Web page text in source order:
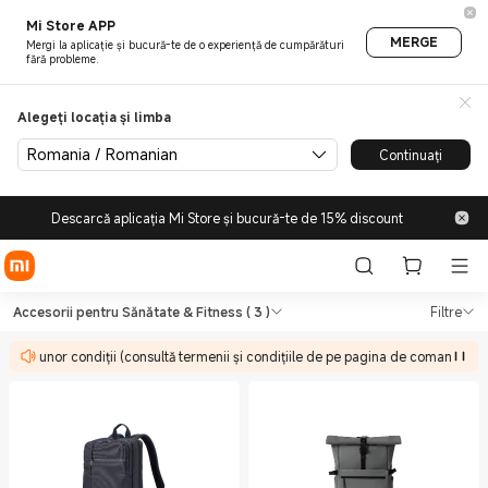
Mi Store APP
Mergi la aplicație și bucură-te de o experiență de cumpărături
fără probleme.
MERGE
Alegeți locația și limba
Romania / Romanian Continuați
Descarcă aplicația Mi Store și bucură-te de 15% discount
Shop Sănătate & Fitness
Accesorii pentru Sănătate & Fitness ( 3 ) Filtre
unor condiții (consultă termenii și condițiile de pe pagina de comandă)
Shop Sănătate & Fitness Accesorii